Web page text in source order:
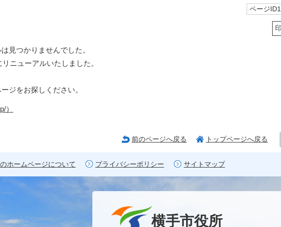
ページ
見つかりませんでした。
ニューアルいたしました。
ジをお探しください。
）
前のページへ戻る トップページへ戻る
ホームページについて プライバシーポリシー サイトマップ
横手市役所